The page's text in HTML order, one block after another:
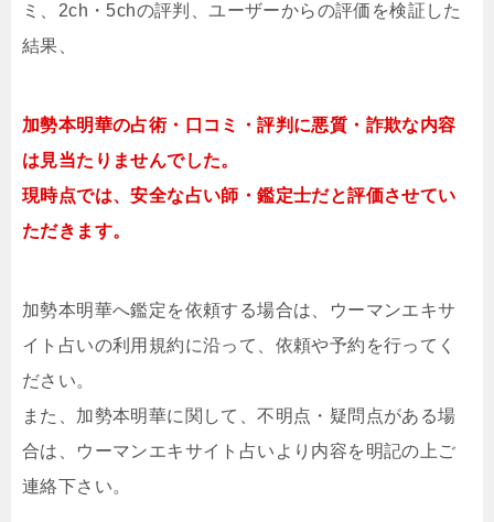
ミ、2ch・5chの評判、ユーザーからの評価を検証した
結果、
加勢本明華の占術・口コミ・評判に悪質・詐欺な内容
は見当たりませんでした。
現時点では、安全な占い師・鑑定士だと評価させてい
ただきます。
加勢本明華へ鑑定を依頼する場合は、ウーマンエキサ
イト占いの利用規約に沿って、依頼や予約を行ってく
ださい。
また、加勢本明華に関して、不明点・疑問点がある場
合は、ウーマンエキサイト占いより内容を明記の上ご
連絡下さい。